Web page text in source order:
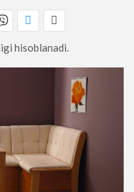
hisoblanadi.